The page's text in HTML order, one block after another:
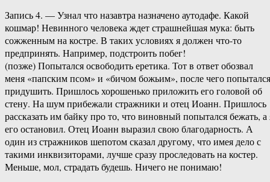
Запись 4. — Узнал что назавтра назначено аутодафе. Какой
кошмар! Невинного человека ждет страшнейшая мука: быть
сожженным на костре. В таких условиях я должен что-то
предпринять. Например, подстроить побег!
(позже) Попытался освободить еретика. Тот в ответ обозвал
меня «папским псом» и «бичом божьим», после чего попытался
придушить. Пришлось хорошенько приложить его головой об
стену. На шум прибежали стражники и отец Иоанн. Пришлось
рассказать им байку про то, что виновный попытался бежать, а
его остановил. Отец Иоанн выразил свою благодарность. А
один из стражников шепотом сказал другому, что имея дело с
такими инквизиторами, лучше сразу проследовать на костер.
Меньше, мол, страдать будешь. Ничего не понимаю!